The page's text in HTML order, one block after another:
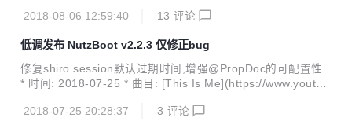
w.bilibili.com/video/av21992170) * 兼容性: 兼容2.0.x/2.1.x/
(https://gitee.com/nutz/nutzboot/pulls/9) by [文涛](h...
2018-08-06 12:59:40 13 评论
低调发布 NutzBoot v2.2.3 仅修正bug
修复shiro session默认过期时间,增强@PropDoc的可配置性
* 时间: 2018-07-25 * 曲目: [This Is Me](https://www.youtub
2.x * 变更: * add: 添加配置项nutz.propdoc.packages可自定
2018-07-25 20:28:37 3 评论